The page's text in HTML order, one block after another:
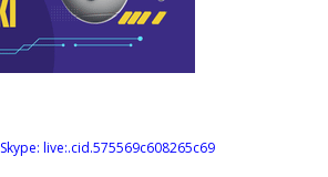
Skype: live:.cid.575569c608265c69